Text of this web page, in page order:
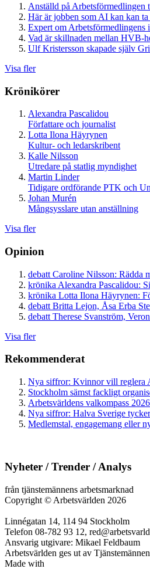
Anställd på
Här är jobben som AI kan kan
Expert om Arbetsförmedlingens
Vad är skillnaden mellan HVB-
Ulf Kristersson skapade själv
Visa fler
Krönikörer
Alexandra Pascalidou
Författare och journalist
Lotta Ilona Häyrynen
Kultur- och ledarskribent
Kalle Nilsson
Utredare på statlig myndighet
Martin Linder
Tidigare ordförande PTK och
Johan Murén
Mångsysslare utan anställning
Visa fler
Opinion
debatt Caroline Nilsson: Rädda
krönika Alexandra Pascalidou:
krönika Lotta Ilona Häyrynen:
debatt Britta Lejon, Åsa Erba
debatt Therese Svanström,
Visa fler
Rekommenderat
Nya siffror: Kvinnor vill reglera
Stockholm sämst fackligt
Arbetsvärldens valkompass
Nya siffror: Halva Sverige
Medlemstal, engagemang eller
Nyheter / Trender / Analys
från tjänstemännens arbetsmarknad
Copyright © Arbetsvärlden 2026
Linnégatan 14, 114 94 Stockholm
Telefon 08-782 93 12,
Ansvarig utgivare: Mikael Feldbaum
Arbetsvärlden ges ut av
Made with